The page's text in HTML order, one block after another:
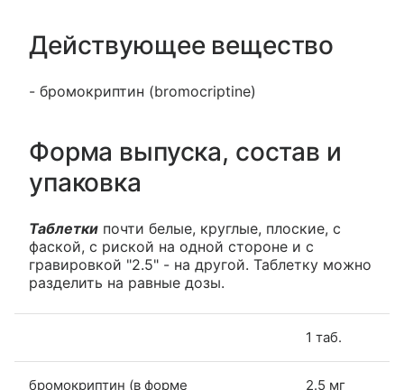
Действующее вещество
- бромокриптин (bromocriptine)
Форма выпуска, состав и
упаковка
Таблетки почти белые, круглые, плоские, с
фаской, с риской на одной стороне и с
гравировкой "2.5" - на другой. Таблетку можно
разделить на равные дозы.
1 таб.
бромокриптин (в форме
2.5 мг